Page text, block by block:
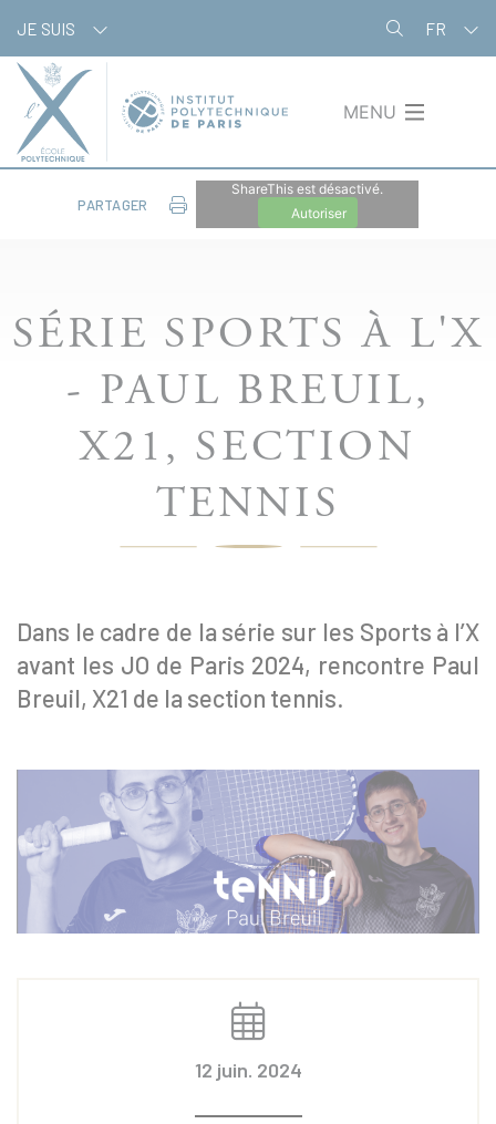
au
contenu
principal
JE SUIS FR
MENU
PARTAGER
ShareThis est désactivé.
Autoriser
SÉRIE SPORTS À L'X
- PAUL BREUIL,
X21, SECTION
TENNIS
Dans le cadre de la série sur les Sports à l’X
avant les JO de Paris 2024, rencontre Paul
Breuil, X21 de la section tennis.
12 juin. 2024